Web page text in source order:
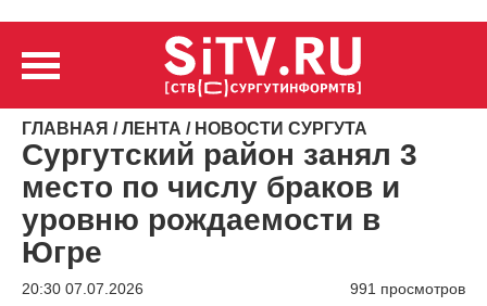
ГЛАВНАЯ /ЛЕНТА / НОВОСТИ СУРГУТА
Сургутский район занял 3
место по числу браков и
уровню рождаемости в
Югре
20:30 07.07.2026 991 просмотров